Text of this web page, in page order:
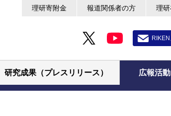
理研寄附金 報道関係者の方 理
研究成果（プレスリリース） 広報活動